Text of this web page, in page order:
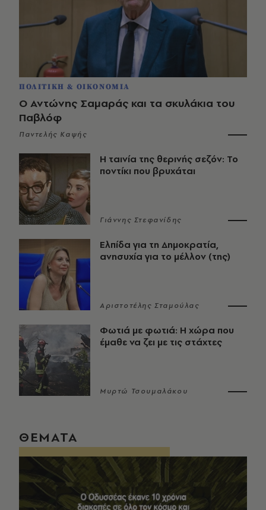
ΠΟΛΙΤΙΚΗ & ΟΙΚΟΝΟΜΙΑ
Ο Αντώνης Σαμαράς και τα σκυλάκια του
Παβλόφ
Παντελής Καψής
Η ταινία της θερινής σεζόν: Το
ποντίκι που βρυχάται
Γιάννης Στεφανίδης
Ελπίδα για τη Δημοκρατία,
ανησυχία για το μέλλον (της)
Αριστοτέλης Σταμούλας
Φωτιά με φωτιά: Η χώρα που
έμαθε να ζει με τις στάχτες
Μυρτώ Τσουμαλάκου
ΘΕΜΑΤΑ